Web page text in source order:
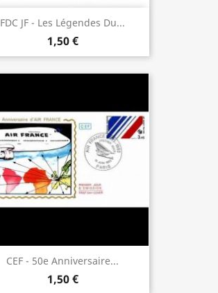
FDC JF - Les Légendes Du...
1,50 €
CEF - 50e Anniversaire...
1,50 €